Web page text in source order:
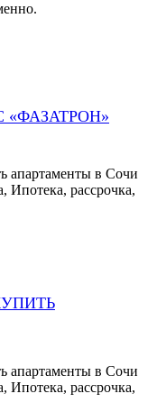
апартаменты в Сочи
Ипотека, рассрочка,
апартаменты в Сочи
Ипотека, рассрочка,